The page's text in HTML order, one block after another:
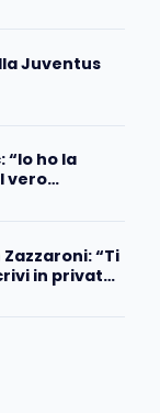
Juventus
“Io ho la
vero
“Ti
in privato